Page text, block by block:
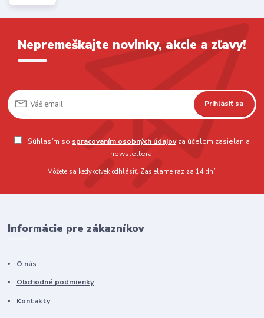
Nepremeškajte novinky, akcie a zľavy!
Prihlásiť sa
Súhlasím so spracovaním osobných údajovza účelom zasielania
newslettera.
Môžete sa kedykoľvek odhlásiť. Zasielame raz za 14 dní.
Informácie pre zákazníkov
O nás
Obchodné podmienky
Kontakty